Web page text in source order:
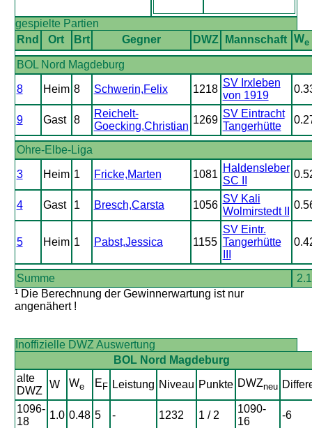
gespielte Partien
Rnd
Ort Brt Gegner DWZ Mannschaft We
BOL Nord Magdeburg
8 Heim 8 Schwerin,Felix 1218
SV Irxleben
von 1919
9 Gast 8
Reichelt-
Goecking,Christian
1269
SV Eintracht
Tangerhütte
Ohre-Elbe-Liga
3 Heim 1 Fricke,Marten 1081
Haldensleber
SC II
4 Gast 1 Bresch,Carsta 1056
SV Kali
Wolmirstedt II
5 Heim 1 Pabst,Jessica 1155
SV Eintr.
Tangerhütte
Summe
2.1
¹ Die Berechnung der Gewinnerwartung ist nur
angenähert !
Inoffizielle DWZ Auswertung
BOL Nord Magdeburg
alte
DWZ
W We E F Leistung Niveau Punkte DWZneu
1096-
18
1.0 0.48 5 - 1232 1 / 2
1090-
16
-6